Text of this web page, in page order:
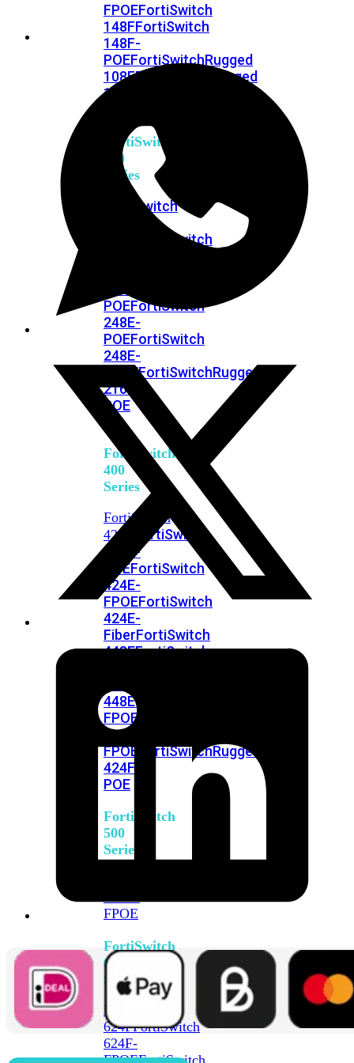
FPOEFortiSwitch
148FFortiSwitch
148F-
POEFortiSwitchRugged
108FFortiSwitchRugged
112F-
FortiSwitch
200
Series
FortiSwitch
FortiSwitch
POEFortiSwitch
248E-
POEFortiSwitch
248E-
FPOEFortiSwitchRugged
216F-
POE
FortiSwitch
400
Series
FortiSwitch
424E
FortiSwitch
424E-
POEFortiSwitch
424E-
FPOEFortiSwitch
424E-
FiberFortiSwitch
448EFortiSwitch
448E-
FPOE
M426E-
FPOE
FortiSwitchRugged
424F-
POE
FortiSwitch
500
Series
FPOE
FortiSwitch
600
Series
FortiSwitch
624FFortiSwitch
624F-
FPOEFortiSwitch